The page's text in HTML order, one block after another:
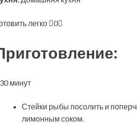
легко 0
30 минут
Стейки рыбы посолить и
лимонным соком.